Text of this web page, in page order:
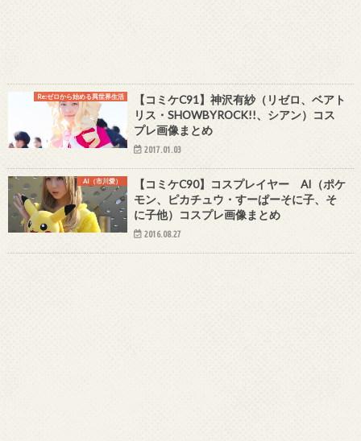
Re:ゼロから始める異世界生活
【コミケC91】神沢有紗（リゼロ、ベアト
リス・SHOWBYROCK!!、シアン）コス
プレ画像まとめ
2017.01.03
AI（市川愛）
【コミケC90】コスプレイヤー AI（ポケ
モン、ピカチュウ・すーぱーそに子、そ
に子他）コスプレ画像まとめ
2016.08.27